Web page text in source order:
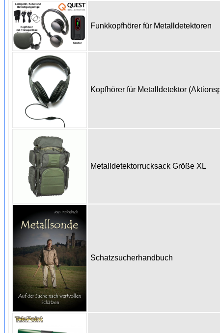
Funkkopfhörer für Metalldetektoren
Kopfhörer für Metalldetektor
Metalldetektorrucksack Größe XL
Schatzsucherhandbuch